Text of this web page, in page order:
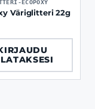
ECOPOXY
Väriglitteri 22g